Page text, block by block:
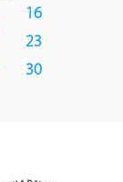
16
23
30